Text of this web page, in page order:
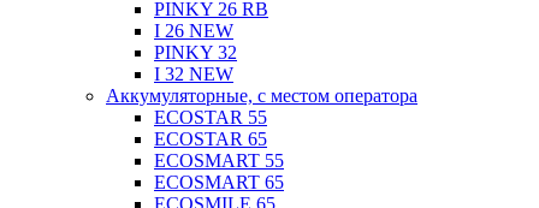
PINKY 26 RB
I 26 NEW
PINKY 32
I 32 NEW
Аккумуляторные, с местом оператора
ECOSTAR 55
ECOSTAR 65
ECOSMART 55
ECOSMART 65
ECOSMILE 65